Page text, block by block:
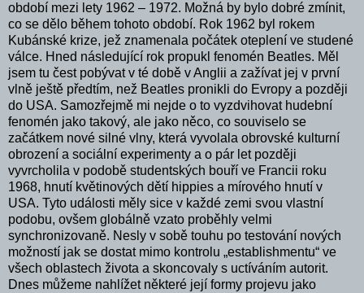
období mezi lety 1962 – 1972. Možná by bylo dobré zmínit,
co se dělo během tohoto období. Rok 1962 byl rokem
Kubánské krize, jež znamenala počátek oteplení ve studené
válce. Hned následující rok propukl fenomén Beatles. Měl
jsem tu čest pobývat v té době v Anglii a zažívat jej v první
vlně ještě předtím, než Beatles pronikli do Evropy a později
do USA. Samozřejmě mi nejde o to vyzdvihovat hudební
fenomén jako takový, ale jako něco, co souviselo se
začátkem nové silné vlny, která vyvolala obrovské kulturní
obrození a sociální experimenty a o pár let později
vyvrcholila v podobě studentských bouří ve Francii roku
1968, hnutí květinových dětí hippies a mírového hnutí v
USA. Tyto události měly sice v každé zemi svou vlastní
podobu, ovšem globálně vzato proběhly velmi
synchronizovaně. Nesly v sobě touhu po testování nových
možností jak se dostat mimo kontrolu „establishmentu“ ve
všech oblastech života a skoncovaly s uctíváním autorit.
Dnes můžeme nahlížet některé její formy projevu jako